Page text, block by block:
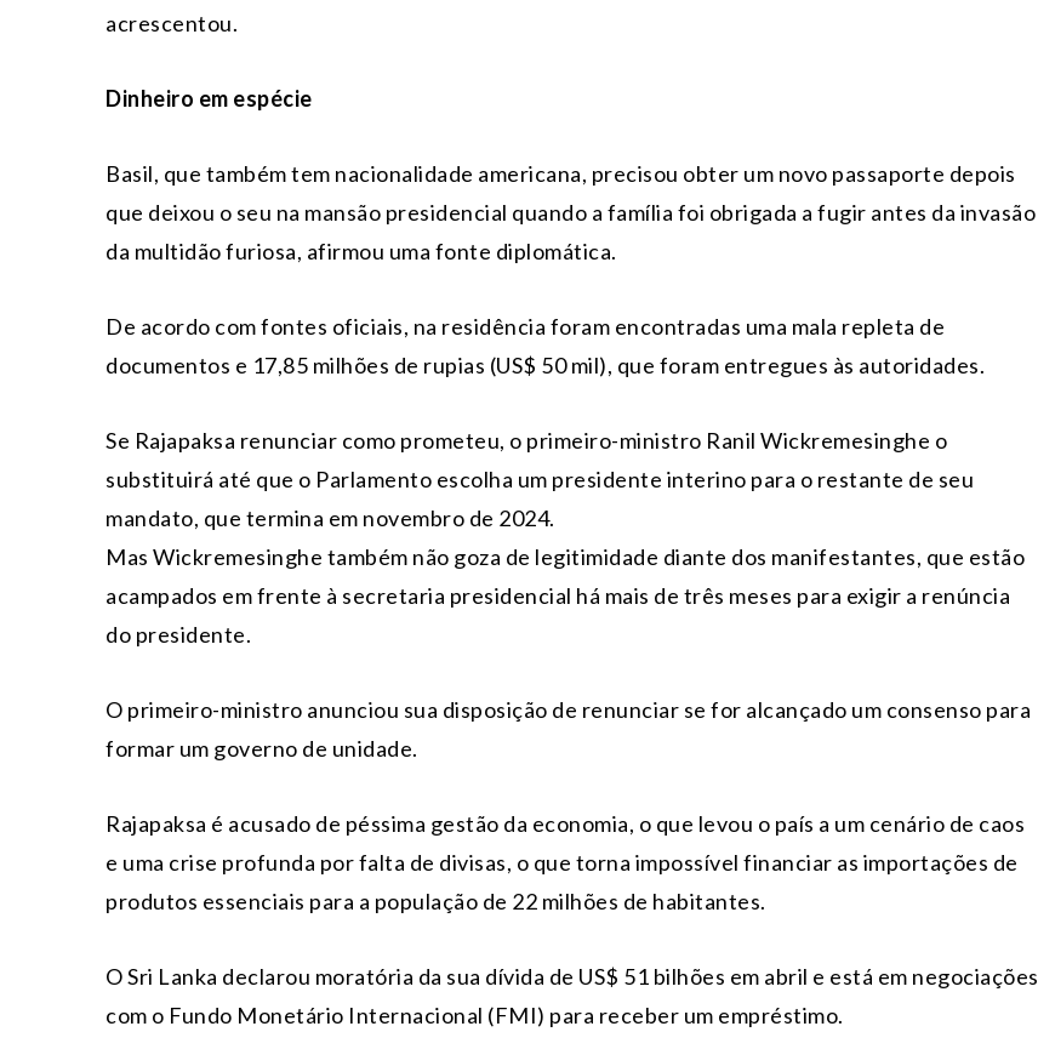
acrescentou.
Dinheiro em espécie
Basil, que também tem nacionalidade americana, precisou obter um novo passaporte depois
que deixou o seu na mansão presidencial quando a família foi obrigada a fugir antes da invasão
da multidão furiosa, afirmou uma fonte diplomática.
De acordo com fontes oficiais, na residência foram encontradas uma mala repleta de
documentos e 17,85 milhões de rupias (US$ 50 mil), que foram entregues às autoridades.
Se Rajapaksa renunciar como prometeu, o primeiro-ministro Ranil Wickremesinghe o
substituirá até que o Parlamento escolha um presidente interino para o restante de seu
mandato, que termina em novembro de 2024.
Mas Wickremesinghe também não goza de legitimidade diante dos manifestantes, que estão
acampados em frente à secretaria presidencial há mais de três meses para exigir a renúncia
do presidente.
O primeiro-ministro anunciou sua disposição de renunciar se for alcançado um consenso para
formar um governo de unidade.
Rajapaksa é acusado de péssima gestão da economia, o que levou o país a um cenário de caos
e uma crise profunda por falta de divisas, o que torna impossível financiar as importações de
produtos essenciais para a população de 22 milhões de habitantes.
O Sri Lanka declarou moratória da sua dívida de US$ 51 bilhões em abril e está em negociações
com o Fundo Monetário Internacional (FMI) para receber um empréstimo.